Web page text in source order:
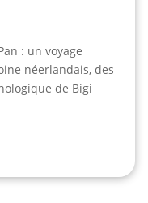
: un voyage
néerlandais, des
de Bigi